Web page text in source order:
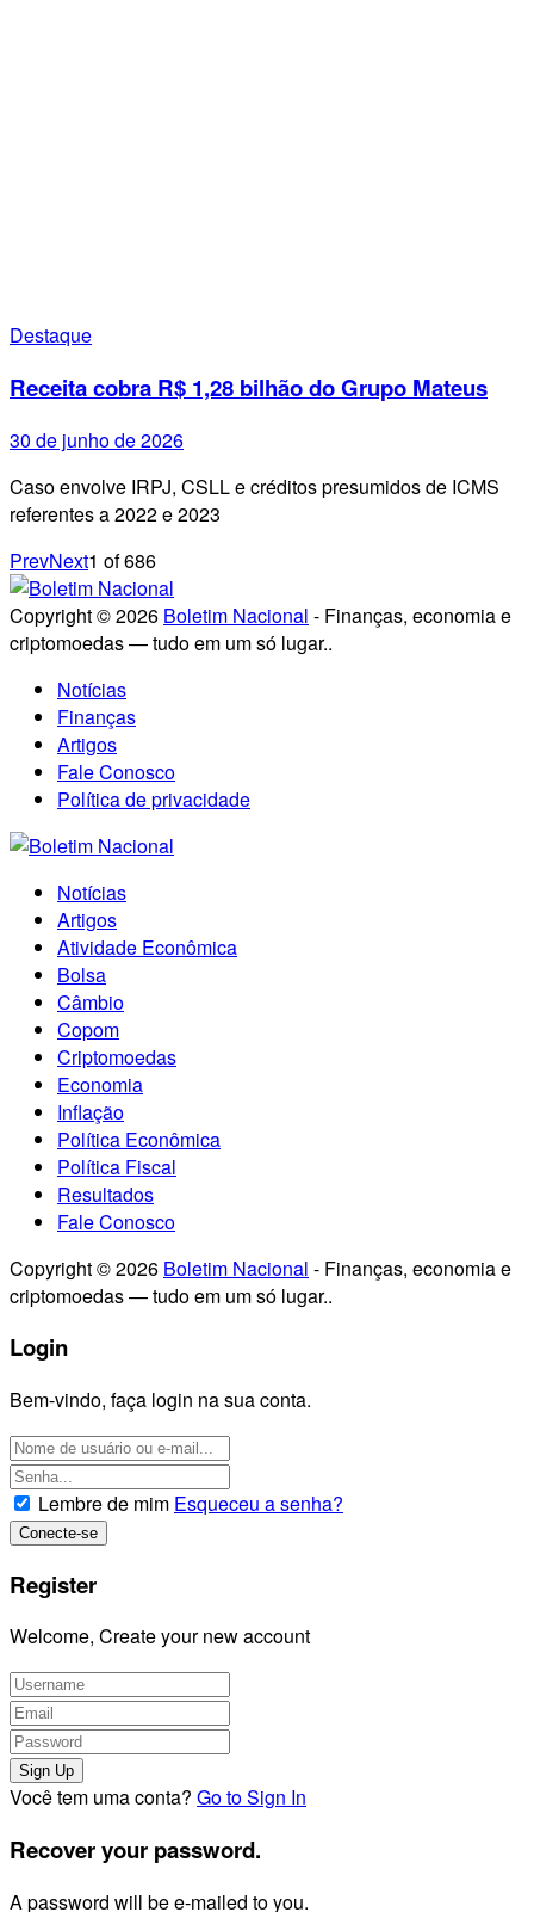
Destaque
Receita cobra R$ 1,28 bilhão do Grupo Mateus
30 de junho de 2026
Caso envolve IRPJ, CSLL e créditos presumidos de ICMS
referentes a 2022 e 2023
PrevNext1 of686
Copyright © 2026 Boletim Nacional - Finanças, economia e
criptomoedas — tudo em um só lugar..
Notícias
Finanças
Artigos
Fale Conosco
Política de privacidade
Notícias
Artigos
Atividade Econômica
Bolsa
Câmbio
Copom
Criptomoedas
Economia
Inflação
Política Econômica
Política Fiscal
Resultados
Fale Conosco
Copyright © 2026 Boletim Nacional - Finanças, economia e
criptomoedas — tudo em um só lugar..
Login
Bem-vindo, faça login na sua conta.
Lembre de mim Esqueceu a senha?
Register
Welcome, Create your new account
Você tem uma conta? Go to Sign In
Recover your password.
A password will be e-mailed to you.